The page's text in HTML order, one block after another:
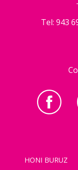
Tel: 943
HONI BURUZ